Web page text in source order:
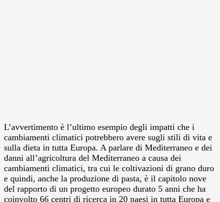
L’avvertimento è l’ultimo esempio degli impatti che i
cambiamenti climatici potrebbero avere sugli stili di vita e
sulla dieta in tutta Europa. A parlare di Mediterraneo e dei
danni all’agricoltura del Mediterraneo a causa dei
cambiamenti climatici, tra cui le coltivazioni di grano duro
e quindi, anche la produzione di pasta, è il capitolo nove
del rapporto di un progetto europeo durato 5 anni che ha
coinvolto 66 centri di ricerca in 20 paesi in tutta Europa e